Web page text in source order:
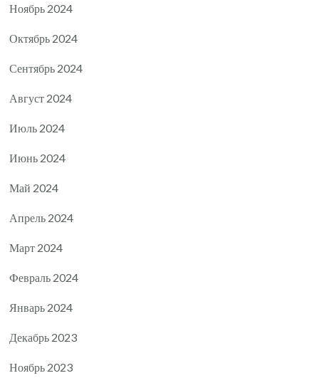
Ноябрь 2024
Октябрь 2024
Сентябрь 2024
Август 2024
Июль 2024
Июнь 2024
Май 2024
Апрель 2024
Март 2024
Февраль 2024
Январь 2024
Декабрь 2023
Ноябрь 2023